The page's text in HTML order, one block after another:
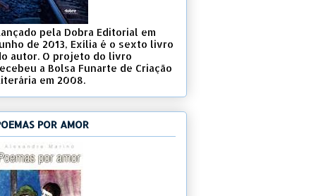
pela Dobra Editorial em
de 2013, Exília é o sexto livro
autor. O projeto do livro
a Bolsa Funarte de Criação
em 2008.
POR AMOR